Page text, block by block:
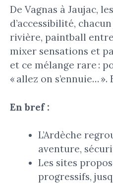
De Vagnas à Jaujac,
d’accessibilité,
rivière, paintball
mixer sensations et
et ce mélange rare :
« allez on s’ennuie…
En bref :
L’Ardèche
aventure,
Les sites
progressifs,